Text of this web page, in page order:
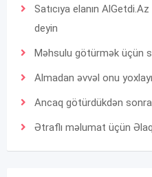
Satıcıya elanın
deyin
Məhsulu götürmək üçün
Almadan əvvəl onu
Ancaq götürdükdən
Ətraflı məlumat üçün